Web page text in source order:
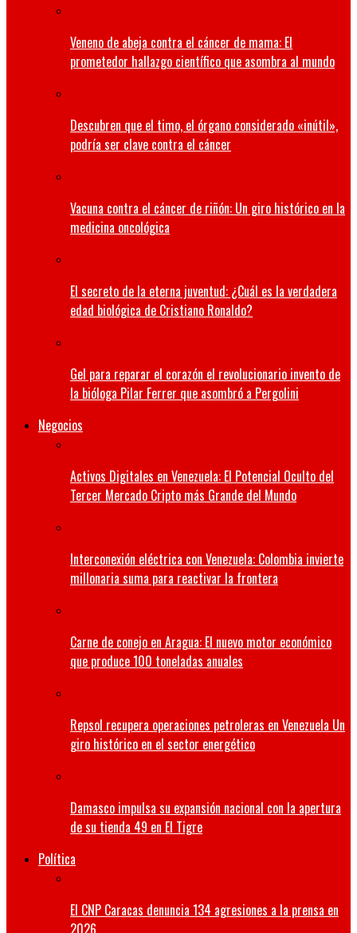
Veneno de abeja contra el cáncer de mama: El
prometedor hallazgo científico que asombra al mundo
Descubren que el timo, el órgano considerado «inútil»,
podría ser clave contra el cáncer
Vacuna contra el cáncer de riñón: Un giro histórico en la
medicina oncológica
El secreto de la eterna juventud: ¿Cuál es la verdadera
edad biológica de Cristiano Ronaldo?
Gel para reparar el corazón el revolucionario invento de
la bióloga Pilar Ferrer que asombró a Pergolini
Negocios
Activos Digitales en Venezuela: El Potencial Oculto del
Tercer Mercado Cripto más Grande del Mundo
Interconexión eléctrica con Venezuela: Colombia invierte
millonaria suma para reactivar la frontera
Carne de conejo en Aragua: El nuevo motor económico
que produce 100 toneladas anuales
Repsol recupera operaciones petroleras en Venezuela Un
giro histórico en el sector energético
Damasco impulsa su expansión nacional con la apertura
de su tienda 49 en El Tigre
Política
El CNP Caracas denuncia 134 agresiones a la prensa en